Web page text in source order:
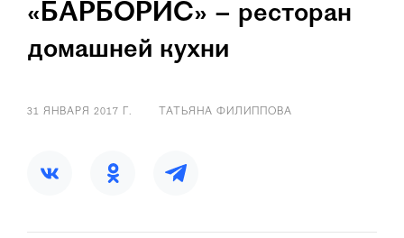
«БАРБОРИС» – ресторан
домашней кухни
31 ЯНВАРЯ 2017 Г. ТАТЬЯНА ФИЛИППОВА